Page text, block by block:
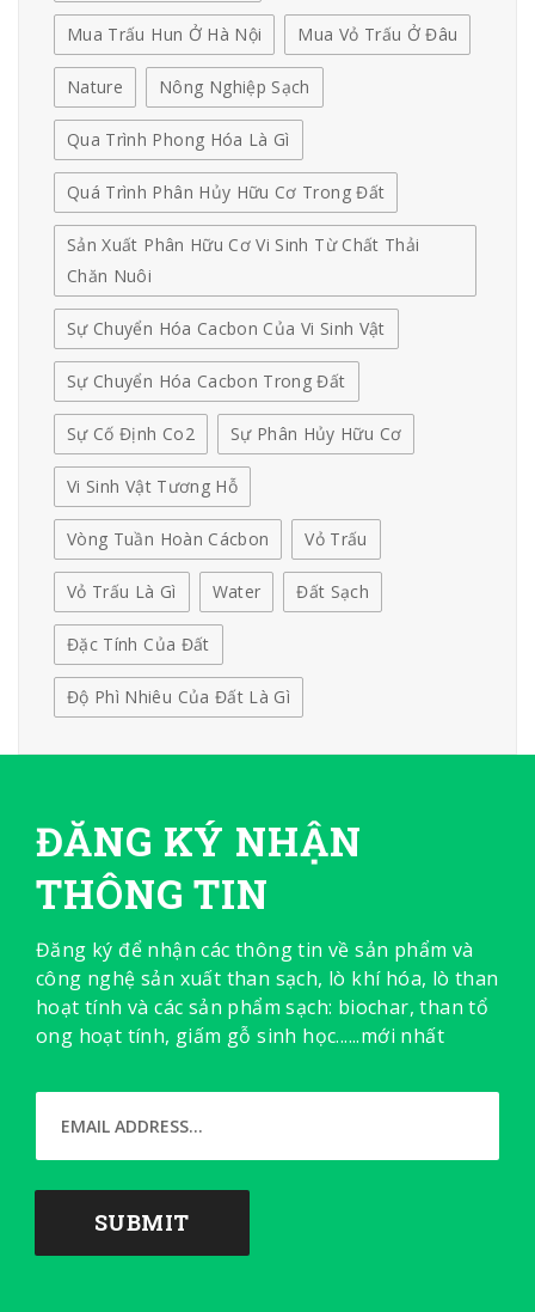
Mua Trấu Hun Ở Hà Nội Mua Vỏ Trấu Ở Đâu
Nature Nông Nghiệp Sạch
Qua Trình Phong Hóa Là Gì
Quá Trình Phân Hủy Hữu Cơ Trong Đất
Sản Xuất Phân Hữu Cơ Vi Sinh Từ Chất Thải
Chăn Nuôi
Sự Chuyển Hóa Cacbon Của Vi Sinh Vật
Sự Chuyển Hóa Cacbon Trong Đất
Sự Cố Định Co2 Sự Phân Hủy Hữu Cơ
Vi Sinh Vật Tương Hỗ
Vòng Tuần Hoàn Cácbon Vỏ Trấu
Vỏ Trấu Là Gì Water Đất Sạch
Đặc Tính Của Đất
Độ Phì Nhiêu Của Đất Là Gì
ĐĂNG KÝ NHẬN
THÔNG TIN
Đăng ký để nhận các thông tin về sản phẩm và
công nghệ sản xuất than sạch, lò khí hóa, lò than
hoạt tính và các sản phẩm sạch: biochar, than tổ
ong hoạt tính, giấm gỗ sinh học......mới nhất